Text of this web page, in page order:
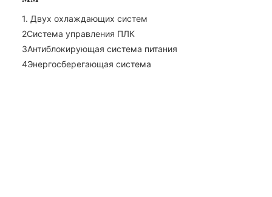
1. Двух охлаждающих систем
2Система управления ПЛК
3Антиблокирующая система питания
4Энергосберегающая система